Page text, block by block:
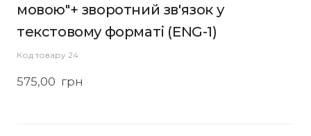
мовою"+ зворотний зв'язок у
текстовому форматі (ENG-1)
Код товару 24
575,00  грн